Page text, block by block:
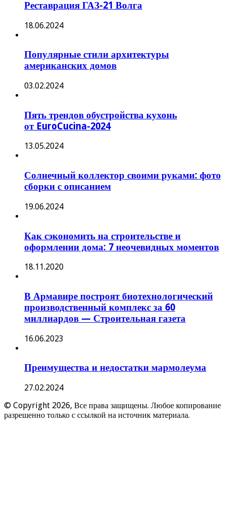
Реставрация ГАЗ-21 Волга
18.06.2024
Популярные стили архитектуры
американских домов
03.02.2024
Пять трендов обустройства кухонь
от EuroCucina-2024
13.05.2024
Солнечный коллектор своими руками: фото
сборки с описанием
19.06.2024
Как сэкономить на строительстве и
оформлении дома: 7 неочевидных моментов
18.11.2020
В Армавире построят биотехнологический
производственный комплекс за 60
миллиардов — Строительная газета
16.06.2023
Преимущества и недостатки мармолеума
27.02.2024
© Copyright 2026, Все права защищены. Любое копирование
разрешенно только с ссылкой на источник материала.